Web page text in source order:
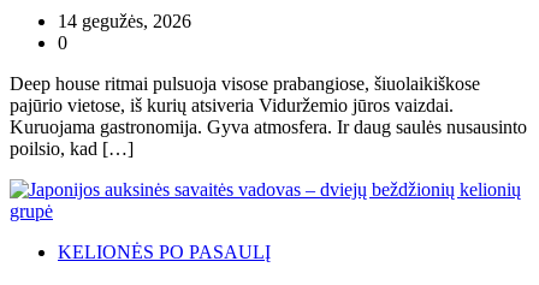
14 gegužės, 2026
0
Deep house ritmai pulsuoja visose prabangiose, šiuolaikiškose
pajūrio vietose, iš kurių atsiveria Viduržemio jūros vaizdai.
Kuruojama gastronomija. Gyva atmosfera. Ir daug saulės nusausinto
poilsio, kad […]
KELIONĖS PO PASAULĮ